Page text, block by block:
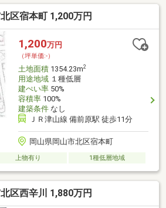
ン岡山岡南町１丁目店まで約４８０ｍ
８０ｍを１分で記載しています。
区宿本町 1,200万円
1,200万円
（坪単価:-）
土地面積1354.23m2
用途地域１種低層
建ぺい率50%
容積率100%
建築条件なし
ＪＲ津山線 備前原駅 徒歩11分
岡山県岡山市北区宿本町
上物有り 1種低層地域
区西辛川 1,880万円